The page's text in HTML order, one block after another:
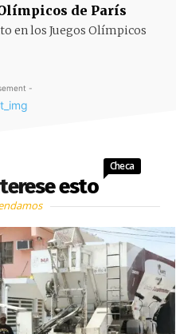
de París
en los Juegos Olímpicos
-
esto
Checa